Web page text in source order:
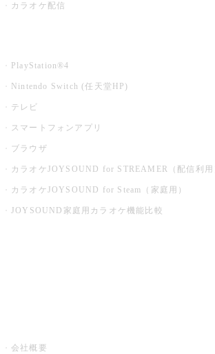
カラオケ配信
PlayStation®4
Nintendo Switch (任天堂HP)
テレビ
スマートフォンアプリ
ブラウザ
カラオケJOYSOUND for STREAMER（配信利用
カラオケJOYSOUND for Steam（家庭用）
JOYSOUND家庭用カラオケ機能比較
会社概要